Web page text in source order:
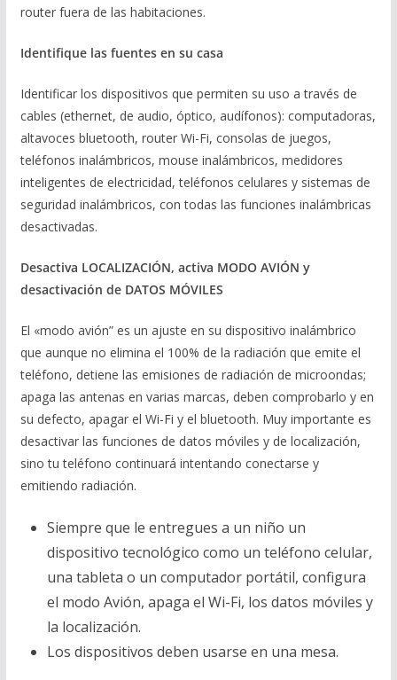
router fuera de las habitaciones.
Identifique las fuentes en su casa
Identificar los dispositivos que permiten su uso a través de
cables (ethernet, de audio, óptico, audífonos): computadoras,
altavoces bluetooth, router Wi-Fi, consolas de juegos,
teléfonos inalámbricos, mouse inalámbricos, medidores
inteligentes de electricidad, teléfonos celulares y sistemas de
seguridad inalámbricos, con todas las funciones inalámbricas
desactivadas.
Desactiva LOCALIZACIÓN, activa MODO AVIÓN y
desactivación de DATOS MÓVILES
El «modo avión” es un ajuste en su dispositivo inalámbrico
que aunque no elimina el 100% de la radiación que emite el
teléfono, detiene las emisiones de radiación de microondas;
apaga las antenas en varias marcas, deben comprobarlo y en
su defecto, apagar el Wi-Fi y el bluetooth. Muy importante es
desactivar las funciones de datos móviles y de localización,
sino tu teléfono continuará intentando conectarse y
emitiendo radiación.
Siempre que le entregues a un niño un
dispositivo tecnológico como un teléfono celular,
una tableta o un computador portátil, configura
el modo Avión, apaga el Wi-Fi, los datos móviles y
la localización.
Los dispositivos deben usarse en una mesa.